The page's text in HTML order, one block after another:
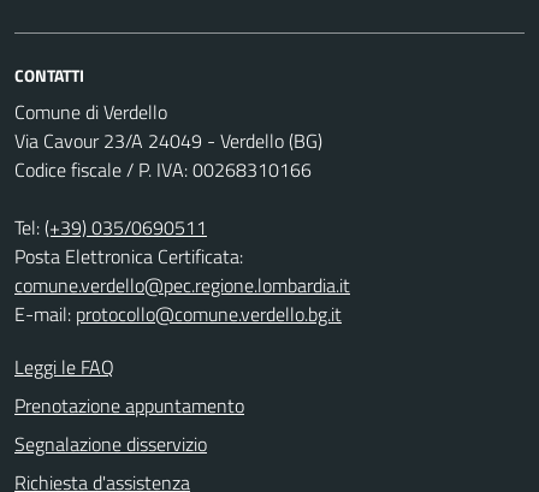
CONTATTI
Comune di Verdello
Via Cavour 23/A 24049 - Verdello (BG)
Codice fiscale / P. IVA: 00268310166
Tel:(+39) 035/0690511
Posta Elettronica Certificata:
comune.verdello@pec.regione.lombardia.it
E-mail: protocollo@comune.verdello.bg.it
Leggi le FAQ
Prenotazione appuntamento
Segnalazione disservizio
Richiesta d'assistenza